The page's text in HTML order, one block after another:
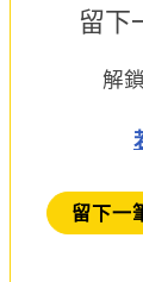
留下
解
留下一